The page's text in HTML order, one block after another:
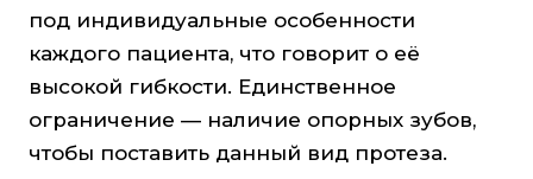
под индивидуальные особенности
каждого пациента, что говорит о её
высокой гибкости. Единственное
ограничение — наличие опорных зубов,
чтобы поставить данный вид протеза.